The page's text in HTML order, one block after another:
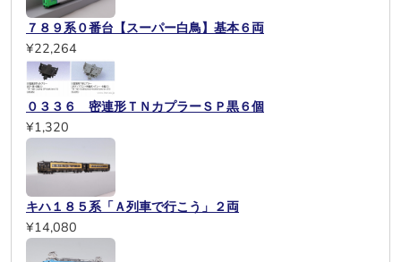
７８９系０番台【スーパー白鳥】基本６両
¥22,264
０３３６ 密連形ＴＮカプラーＳＰ黒６個
¥1,320
キハ１８５系「Ａ列車で行こう」２両
¥14,080